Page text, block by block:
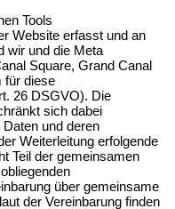
Tools
Website erfasst und an
wir und die Meta
Square, Grand Canal
für diese
26 DSGVO). Die
sich dabei
und deren
Weiterleitung erfolgende
Teil der gemeinsamen
über gemeinsame
der Vereinbarung finden